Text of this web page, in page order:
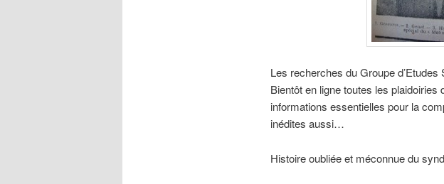
Les recherches du Groupe
Bientôt en ligne toutes les
informations essentielles pour la
inédites aussi…
Histoire oubliée et méconnue du